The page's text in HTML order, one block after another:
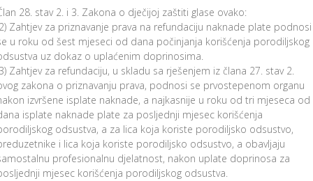
28. stav 2. i 3. Zakona o dječijoj zaštiti glase ovako:
Zahtjev za priznavanje prava na refundaciju naknade plate podnosi
u roku od šest mjeseci od dana počinjanja korišćenja porodiljskog
uz dokaz o uplaćenim doprinosima.
Zahtjev za refundaciju, u skladu sa rješenjem iz člana 27. stav 2.
zakona o priznavanju prava, podnosi se prvostepenom organu
izvršene isplate naknade, a najkasnije u roku od tri mjeseca od
isplate naknade plate za posljednji mjesec korišćenja
odsustva, a za lica koja koriste porodiljsko odsustvo,
i lica koja koriste porodiljsko odsustvo, a obavljaju
profesionalnu djelatnost, nakon uplate doprinosa za
mjesec korišćenja porodiljskog odsustva.